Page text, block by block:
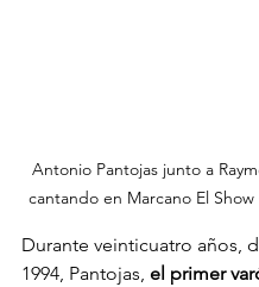
Antonio Pantojas junto a
cantando en Marcano El Show
Durante veinticuatro años,
1994, Pantojas, el primer